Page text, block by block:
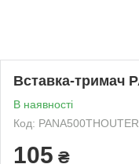
Вставка-тримач
В наявності
Код: PANA500THOUTER
105 ₴